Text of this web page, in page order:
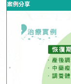
案例分享